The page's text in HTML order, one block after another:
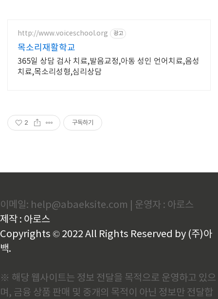
http://www.voiceschool.org 광고
목소리재활학교
365일 상담 검사 치료,발음교정,아동 성인 언어치료,음성
치료,목소리성형,심리상담
2 구독하기
이메일: help@abaeksite.com | 운영자 : 아로스
제작 : 아로스
Copyrights © 2022 All Rights Reserved by (주)아
백.
※ 해당 웹사이트는 정보 전달을 목적으로 운영하고 있으
며, 금융 상품 판매 및 중개의 목적이 아닌 정보만 전달합